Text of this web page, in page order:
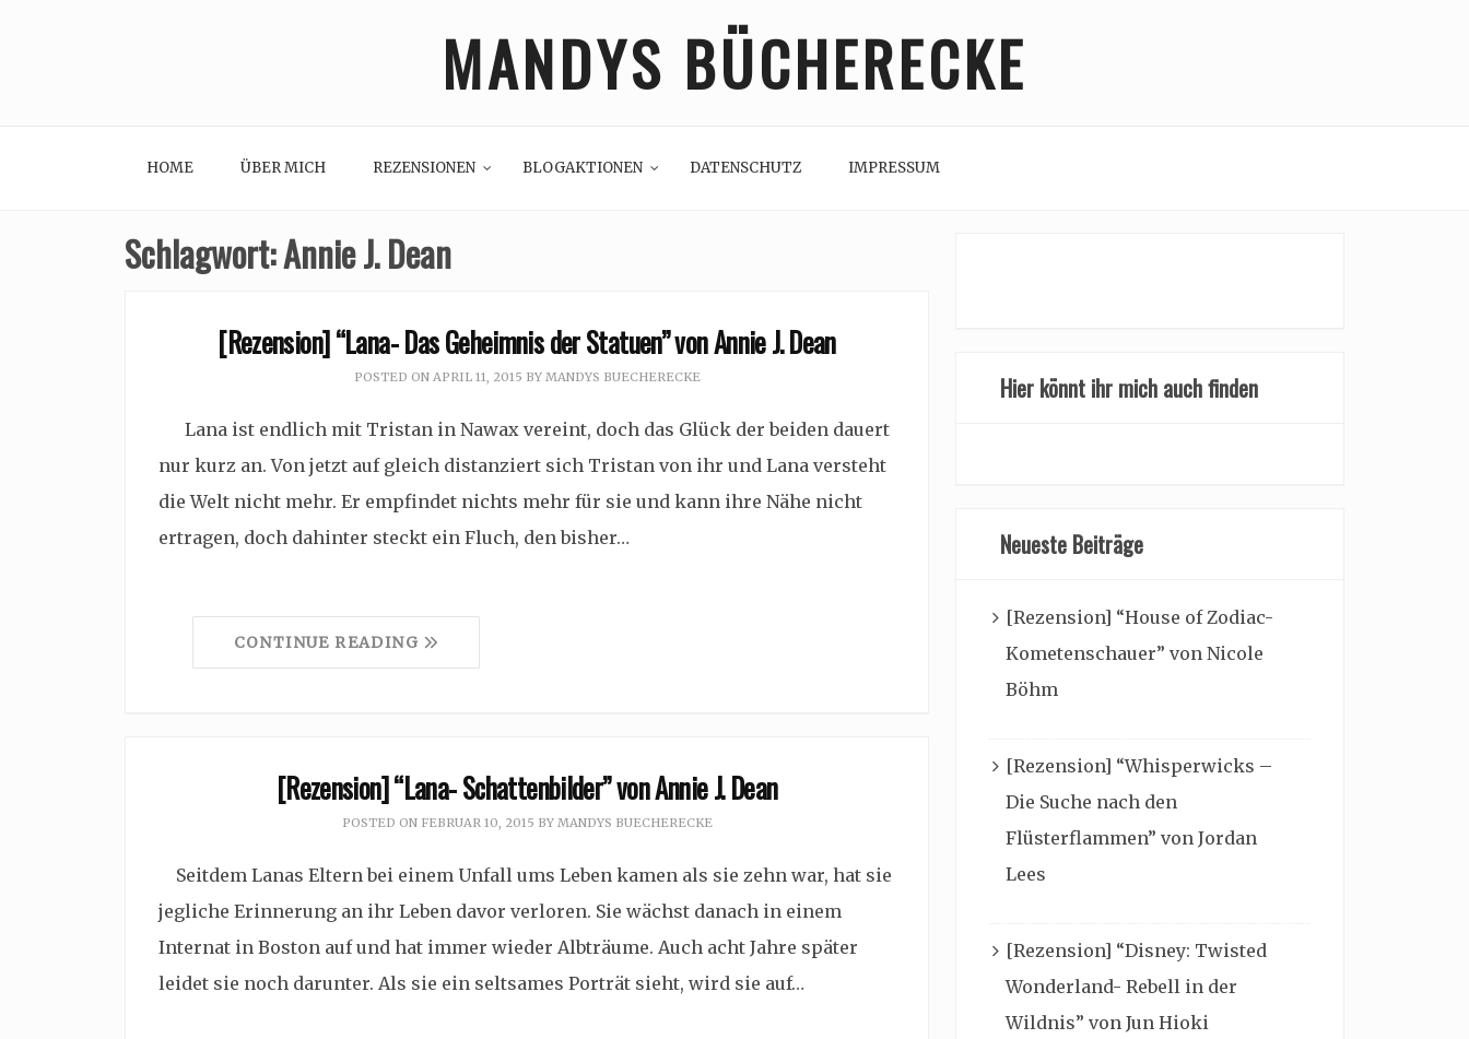
MANDYS BÜCHERECKE
HOME ÜBER MICH REZENSIONEN BLOGAKTIONEN DATENSCHUTZ IMPRESSUM
Schlagwort:Annie J. Dean
[Rezension] “Lana- Das Geheimnis der Statuen” von Annie J. Dean
POSTED ON APRIL 11, 2015 BY MANDYS BUECHERECKE
Lana ist endlich mit Tristan in Nawax vereint, doch das Glück der beiden dauert
nur kurz an. Von jetzt auf gleich distanziert sich Tristan von ihr und Lana versteht
die Welt nicht mehr. Er empfindet nichts mehr für sie und kann ihre Nähe nicht
ertragen, doch dahinter steckt ein Fluch, den bisher…
CONTINUE READING
[Rezension] “Lana- Schattenbilder” von Annie J. Dean
POSTED ON FEBRUAR 10, 2015 BY MANDYS BUECHERECKE
Seitdem Lanas Eltern bei einem Unfall ums Leben kamen als sie zehn war, hat sie
jegliche Erinnerung an ihr Leben davor verloren. Sie wächst danach in einem
Internat in Boston auf und hat immer wieder Albträume. Auch acht Jahre später
leidet sie noch darunter. Als sie ein seltsames Porträt sieht, wird sie auf…
Hier könnt ihr mich auch finden
Neueste Beiträge
[Rezension] “House of Zodiac-
Kometenschauer” von Nicole
Böhm
[Rezension] “Whisperwicks –
Die Suche nach den
Flüsterflammen” von Jordan
Lees
[Rezension] “Disney: Twisted
Wonderland- Rebell in der
Wildnis” von Jun Hioki